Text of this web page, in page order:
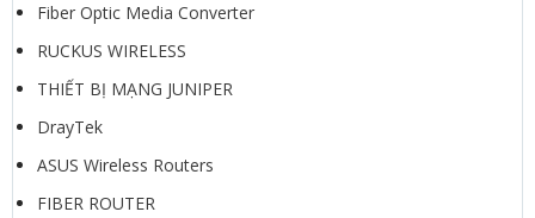
Fiber Optic Media Converter
RUCKUS WIRELESS
THIẾT BỊ MẠNG JUNIPER
DrayTek
ASUS Wireless Routers
FIBER ROUTER